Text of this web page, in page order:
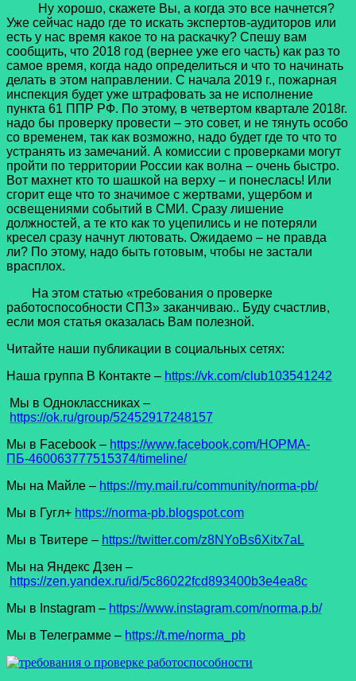
Ну хорошо, скажете Вы, а когда это все начнется?
Уже сейчас надо где то искать экспертов-аудиторов или
есть у нас время какое то на раскачку? Спешу вам
сообщить, что 2018 год (вернее уже его часть) как раз то
самое время, когда надо определиться и что то начинать
делать в этом направлении. С начала 2019 г., пожарная
инспекция будет уже штрафовать за не исполнение
пункта 61 ППР РФ. По этому, в четвертом квартале 2018г.
надо бы проверку провести – это совет, и не тянуть особо
со временем, так как возможно, надо будет где то что то
устранять из замечаний. А комиссии с проверками могут
пройти по территории России как волна – очень быстро.
Вот махнет кто то шашкой на верху – и понеслась! Или
сгорит еще что то значимое с жертвами, ущербом и
освещениями событий в СМИ. Сразу лишение
должностей, а те кто как то уцепились и не потеряли
кресел сразу начнут лютовать. Ожидаемо – не правда
ли? По этому, надо быть готовым, чтобы не застали
врасплох.
На этом статью «требования о проверке
работоспособности СПЗ» заканчиваю.. Буду счастлив,
если моя статья оказалась Вам полезной.
Читайте наши публикации в социальных сетях:
Наша группа В Контакте – https://vk.com/club103541242
Мы в Одноклассниках –
https://ok.ru/group/52452917248157
Мы в Facеbook – https://www.facebook.com/НОРМА-
ПБ-460063777515374/timeline/
Мы на Майле – https://my.mail.ru/community/norma-pb/
Мы в Гугл+ https://norma-pb.blogspot.com
Мы в Твитере – https://twitter.com/z8NYoBs6Xitx7aL
Мы на Яндекс Дзен –
https://zen.yandex.ru/id/5c86022fcd893400b3e4ea8c
Мы в Instagram – https://www.instagram.com/norma.p.b/
Мы в Телеграмме – https://t.me/norma_pb